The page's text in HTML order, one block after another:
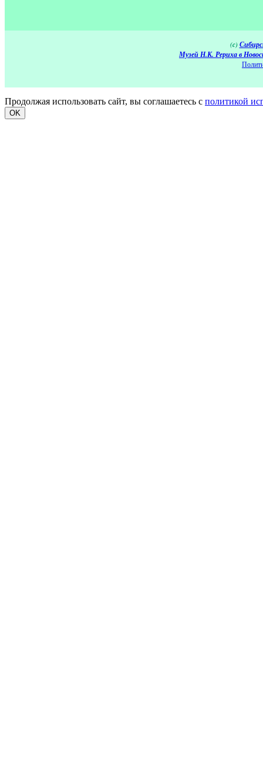
(c)
Музей Н.К. Рериха в
Продолжая использовать сайт, вы соглашаетесь с политикой
OK